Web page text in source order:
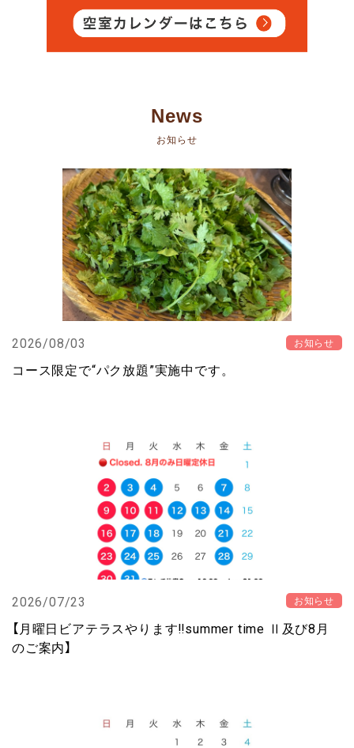
News
お知らせ
2026/08/03 お知らせ
コース限定で“パク放題”実施中です。
2026/07/23 お知らせ
【月曜日ビアテラスやります‼️summer time Ⅱ及び8月
のご案内】